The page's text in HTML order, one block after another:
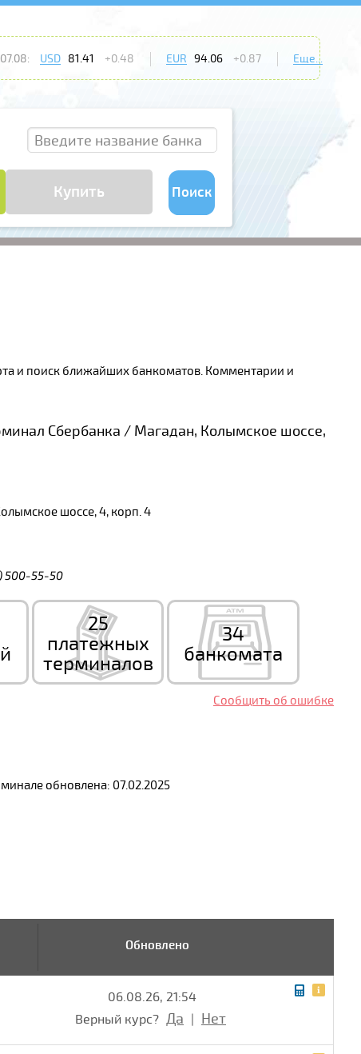
USD 81.41 +0.48 EUR 94.06 +0.87 Еще...
Купить Поиск
и поиск ближайших банкоматов. Комментарии и
Сбербанка / Магадан, Колымское шоссе,
шоссе, 4, корп. 4
500-55-50
25
платежных
терминалов
34
банкомата
Сообщить об ошибке
обновлена: 07.02.2025
Обновлено
06.08.26, 21:54
Верный курс? Да Нет